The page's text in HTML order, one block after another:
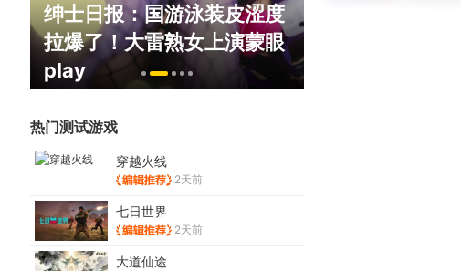
绅士日报：国游泳装皮涩度
拉爆了！大雷熟女上演蒙眼
play
热门测试游戏
穿越火线
2天前
七日世界
2天前
大道仙途